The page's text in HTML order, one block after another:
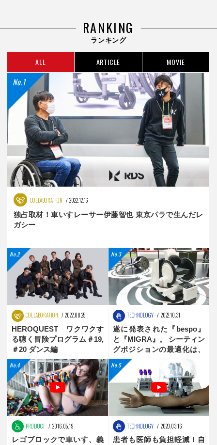
RANKING
ランキング
ALL ARTICLE MOVIE
COLLABORATION 2022.12.16
独占取材！車いすレーサー伊藤智也 東京パラで生んだレ
ガシー
COLLABORATION 2022.08.25
HEROQUEST ワクワクす
る聴く冒険プログラム＃19,
＃20 ダンス編
TECHNOLOGY 2022.10.31
遂に発表された『bespo』
と『MIGRA』。 シーティン
グポジションの最適化は、
新時代へ
PRODUCT 2016.05.19
レゴブロックで車いす、義
TECHNOLOGY 2020.03.16
患者も医師も負担軽減！自